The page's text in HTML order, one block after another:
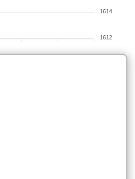
1614
1612